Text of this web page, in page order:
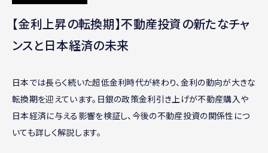
【金利上昇の転換期】不動産投資の新たなチャ
ンスと日本経済の未来
日本では長らく続いた超低金利時代が終わり、金利の動向が大きな
転換期を迎えています。日銀の政策金利引き上げが不動産購入や
日本経済に与える影響を検証し、今後の不動産投資の関係性につ
いても詳しく解説します。